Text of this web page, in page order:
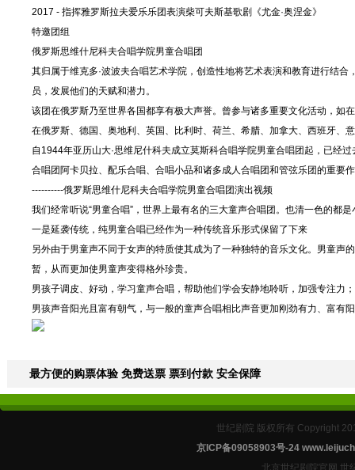
2017 - 指挥雅罗斯拉夫爱乐乐团表演柴可夫斯基歌剧《尤金·奥涅金》
特邀团组
俄罗斯思维什尼科夫合唱学院男童合唱团
其归属于维克多·波波夫合唱艺术学院，创造性地将艺术表演和教育进行结
员，发展他们的天赋和潜力。
该团在俄罗斯乃至世界各国都享有极大声誉。曾参与诸多重要文化活动，如
在俄罗斯、德国、奥地利、英国、比利时、荷兰、希腊、加拿大、西班牙、
自1944年亚历山大·思维尼什科夫成立莫斯科合唱学院男童合唱团起，已经
合唱团阿卡贝拉、配乐合唱、合唱小品和诸多成人合唱团和管弦乐团的重要
----------俄罗斯思维什尼科夫合唱学院男童合唱团演出视频
我们经常听说“男童合唱”，世界上最有名的三大童声合唱团。也清一色的都
一是延袭传统，纯男童合唱已经作为一种传统音乐形式保留了下来
另外由于男童声不同于女声的特质使其成为了一种独特的音乐文化。男童
暂，从而更加使男童声变得格外珍贵。
男孩子调皮、好动，学习童声合唱，帮助他们学会安静地聆听，加强专注力
男孩声音阳光且富有朝气，与一般的童声合唱相比声音更加刚劲有力、富有
最方便的购票体验 免费送票 票到付款 安全保障
世纪剧院 版权所有 Copyright
京ICP备09058903号-24
北京世纪剧院官网